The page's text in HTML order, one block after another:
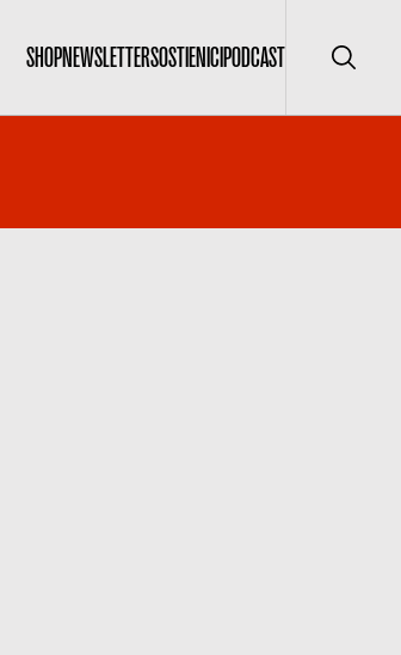
SHOPNEWSLETTERSOSTIENICIPODCAST Cerca